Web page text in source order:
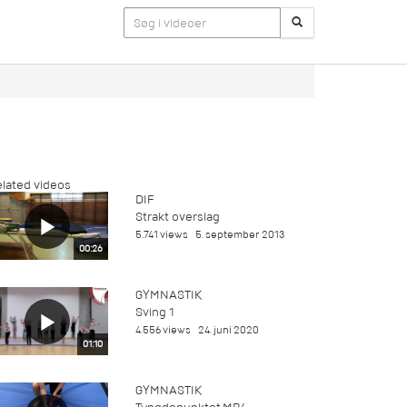
videos
00:26
DIF
Strakt overslag
5.741 views 5. september 2013
01:10
GYMNASTIK
Sving 1
4.556 views 24. juni 2020
GYMNASTIK